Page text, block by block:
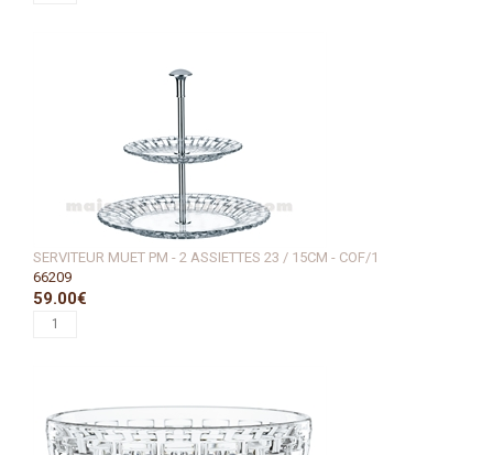
SERVITEUR MUET PM - 2 ASSIETTES 23 / 15CM - COF/1
66209
59.00€